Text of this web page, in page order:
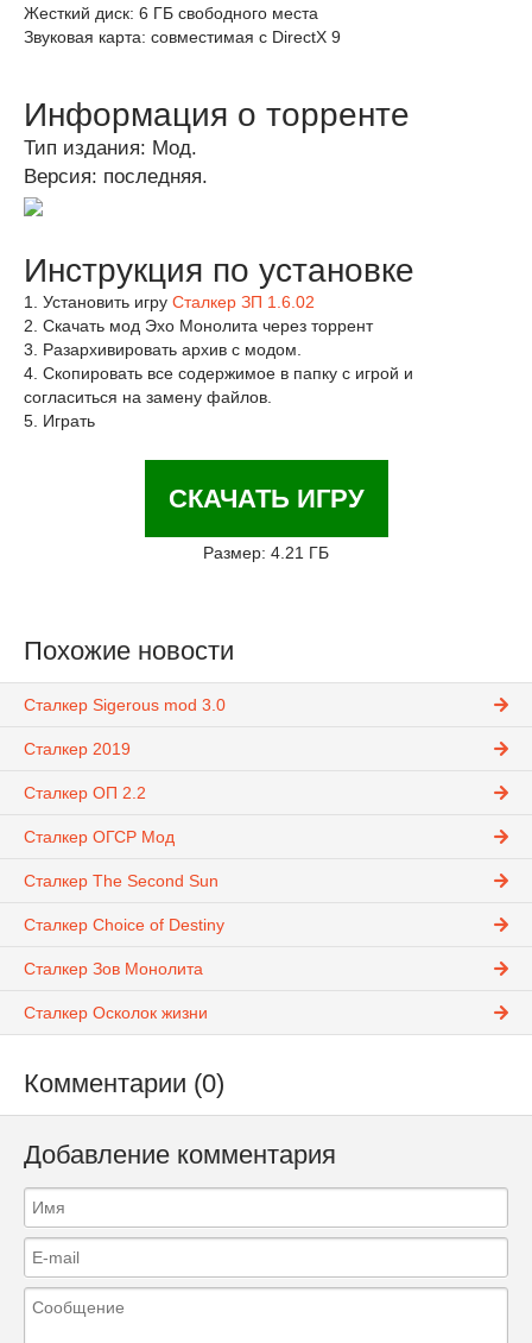
Жесткий диск: 6 ГБ свободного места
Звуковая карта: совместимая с DirectX 9
Информация о торренте
Тип издания: Мод.
Версия: последняя.
Инструкция по установке
1. Установить игру Сталкер ЗП 1.6.02
2. Скачать мод Эхо Монолита через торрент
3. Разархивировать архив с модом.
4. Скопировать все содержимое в папку с игрой и
согласиться на замену файлов.
5. Играть
СКАЧАТЬ ИГРУ
Размер: 4.21 ГБ
Похожие новости
Сталкер Sigerous mod 3.0
Сталкер 2019
Сталкер ОП 2.2
Сталкер ОГСР Мод
Сталкер The Second Sun
Сталкер Choice of Destiny
Сталкер Зов Монолита
Сталкер Осколок жизни
Комментарии (0)
Добавление комментария